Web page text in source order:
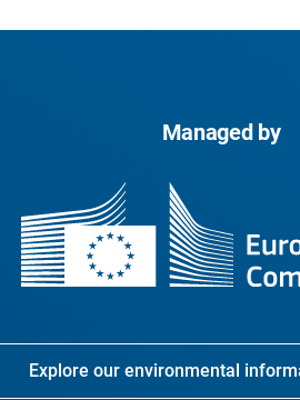
Managed by
Explore our environmental